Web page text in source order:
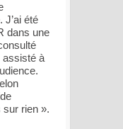
J’ai été
dans une
assisté à
sur rien ».